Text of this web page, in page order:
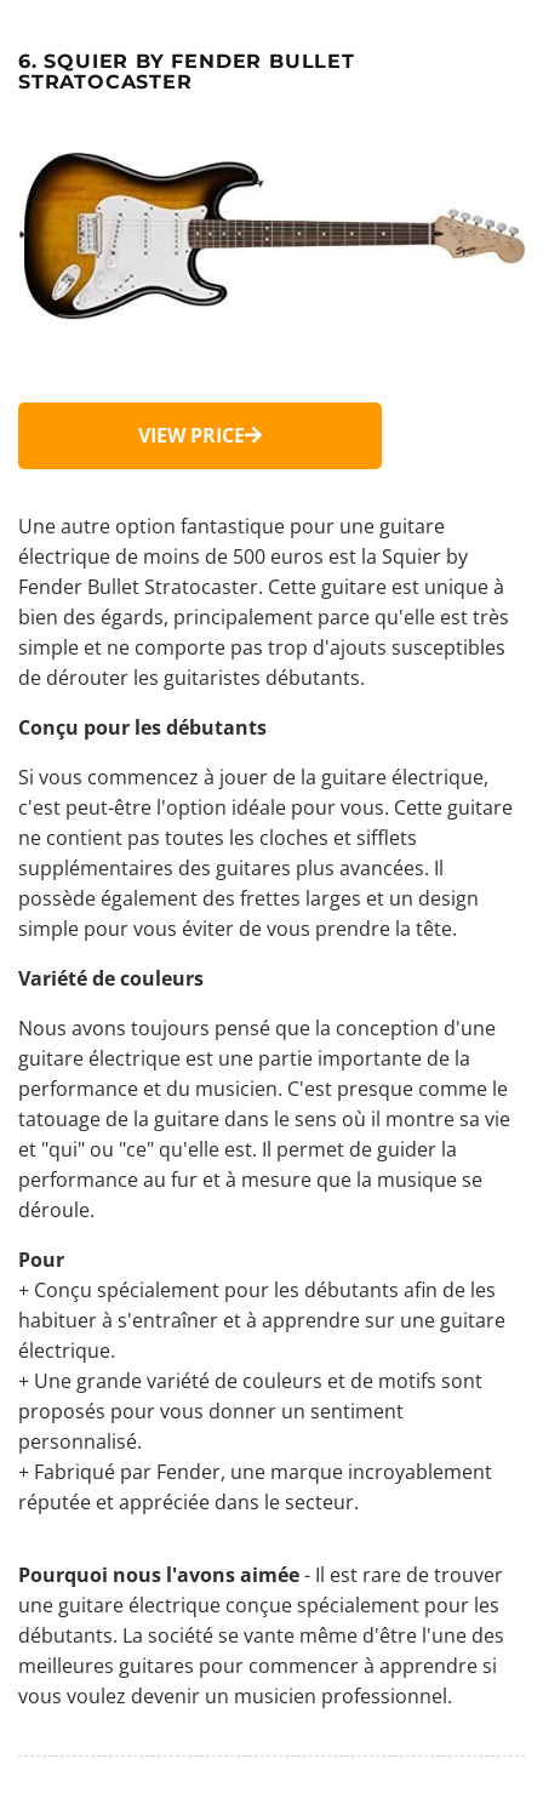
6. SQUIER BY FENDER BULLET
STRATOCASTER
VIEW PRICE
Une autre option fantastique pour une guitare
électrique de moins de 500 euros est la Squier by
Fender Bullet Stratocaster. Cette guitare est unique à
bien des égards, principalement parce qu'elle est très
simple et ne comporte pas trop d'ajouts susceptibles
de dérouter les guitaristes débutants.
Conçu pour les débutants
Si vous commencez à jouer de la guitare électrique,
c'est peut-être l'option idéale pour vous. Cette guitare
ne contient pas toutes les cloches et sifflets
supplémentaires des guitares plus avancées. Il
possède également des frettes larges et un design
simple pour vous éviter de vous prendre la tête.
Variété de couleurs
Nous avons toujours pensé que la conception d'une
guitare électrique est une partie importante de la
performance et du musicien. C'est presque comme le
tatouage de la guitare dans le sens où il montre sa vie
et "qui" ou "ce" qu'elle est. Il permet de guider la
performance au fur et à mesure que la musique se
déroule.
Pour
+ Conçu spécialement pour les débutants afin de les
habituer à s'entraîner et à apprendre sur une guitare
électrique.
+ Une grande variété de couleurs et de motifs sont
proposés pour vous donner un sentiment
personnalisé.
+ Fabriqué par Fender, une marque incroyablement
réputée et appréciée dans le secteur.
Pourquoi nous l'avons aimée- Il est rare de trouver
une guitare électrique conçue spécialement pour les
débutants. La société se vante même d'être l'une des
meilleures guitares pour commencer à apprendre si
vous voulez devenir un musicien professionnel.